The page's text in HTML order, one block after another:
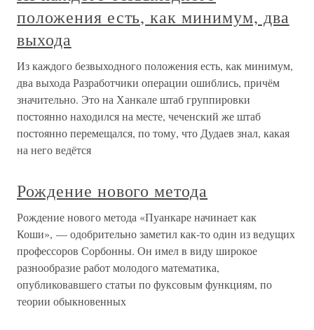
положения есть, как минимум, два
выхода
Из каждого безвыходного положения есть, как минимум,
два выхода Разработчики операции ошиблись, причём
значительно. Это на Ханкале штаб группировки
постоянно находился на месте, чеченский же штаб
постоянно перемещался, по тому, что Дудаев знал, какая
на него ведётся
Рождение нового метода
Рождение нового метода «Пуанкаре начинает как
Коши», — одобрительно заметил как-то один из ведущих
профессоров Сорбонны. Он имел в виду широкое
разнообразие работ молодого математика,
опубликовавшего статьи по фуксовым функциям, по
теории обыкновенных